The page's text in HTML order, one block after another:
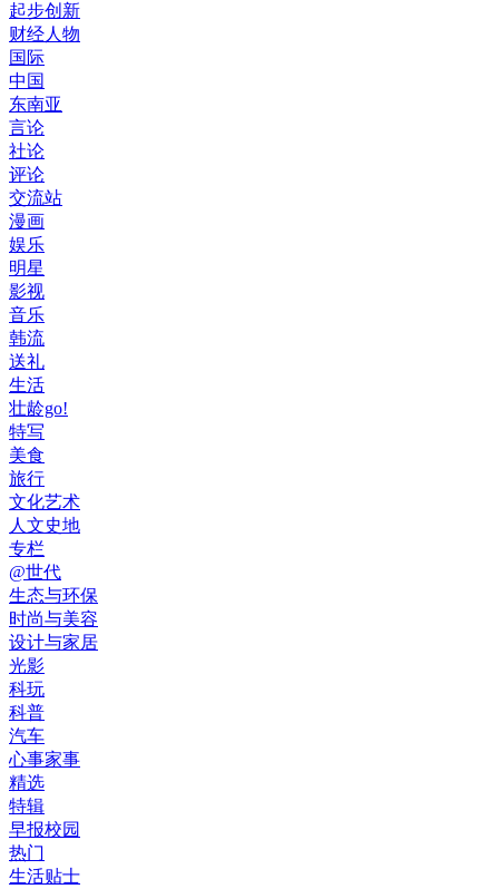
起步创新
财经人物
国际
中国
东南亚
言论
社论
评论
交流站
漫画
娱乐
明星
影视
音乐
韩流
送礼
生活
壮龄go!
特写
美食
旅行
文化艺术
人文史地
专栏
@世代
生态与环保
时尚与美容
设计与家居
光影
科玩
科普
汽车
心事家事
精选
特辑
早报校园
热门
生活贴士